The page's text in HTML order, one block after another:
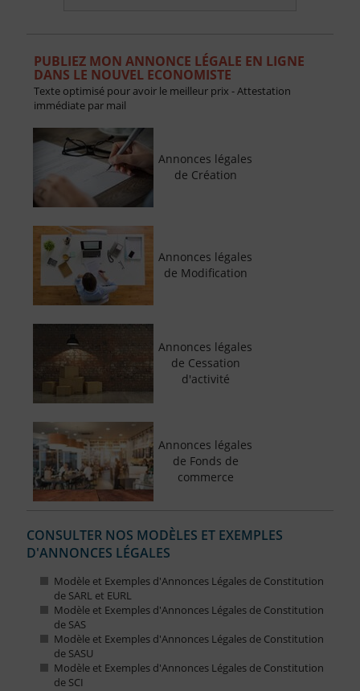
PUBLIEZ MON ANNONCE LÉGALE EN LIGNE
DANS LE NOUVEL ECONOMISTE
Texte optimisé pour avoir le meilleur prix - Attestation
immédiate par mail
Annonces légales
de Création
Annonces légales
de Modification
Annonces légales
de Cessation
d'activité
Annonces légales
de Fonds de
commerce
CONSULTER NOS MODÈLES ET EXEMPLES
D'ANNONCES LÉGALES
Modèle et Exemples d'Annonces Légales de Constitution
de SARL et EURL
Modèle et Exemples d'Annonces Légales de Constitution
de SAS
Modèle et Exemples d'Annonces Légales de Constitution
de SASU
Modèle et Exemples d'Annonces Légales de Constitution
de SCI